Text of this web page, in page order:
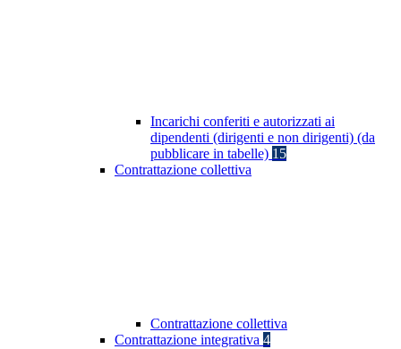
Incarichi conferiti e autorizzati ai
dipendenti (dirigenti e non dirigenti) (da
pubblicare in tabelle) 15
Contrattazione collettiva
Contrattazione collettiva
Contrattazione integrativa 4